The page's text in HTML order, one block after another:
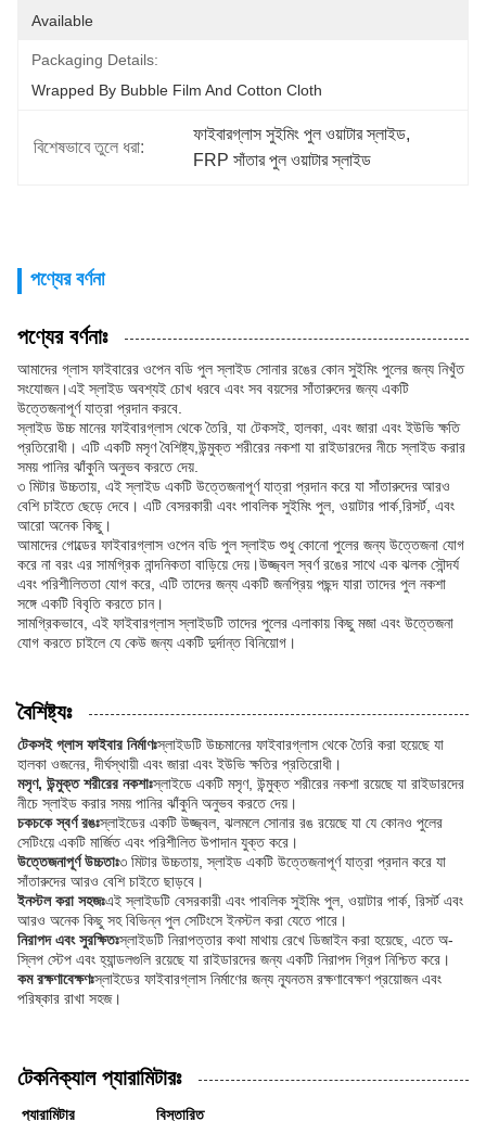
Available
Packaging Details:
Wrapped By Bubble Film And Cotton Cloth
বিশেষভাবে তুলে ধরা:
ফাইবারগ্লাস সুইমিং পুল ওয়াটার স্লাইড,
FRP সাঁতার পুল ওয়াটার স্লাইড
পণ্যের বর্ণনা
পণ্যের বর্ণনাঃ
আমাদের গ্লাস ফাইবারের ওপেন বডি পুল স্লাইড সোনার রঙের কোন সুইমিং পুলের জন্য নিখুঁত
সংযোজন।এই স্লাইড অবশ্যই চোখ ধরবে এবং সব বয়সের সাঁতারুদের জন্য একটি
উত্তেজনাপূর্ণ যাত্রা প্রদান করবে.
স্লাইড উচ্চ মানের ফাইবারগ্লাস থেকে তৈরি, যা টেকসই, হালকা, এবং জারা এবং ইউভি ক্ষতি
প্রতিরোধী। এটি একটি মসৃণ বৈশিষ্ট্য,উন্মুক্ত শরীরের নকশা যা রাইডারদের নীচে স্লাইড করার
সময় পানির ঝাঁকুনি অনুভব করতে দেয়.
৩ মিটার উচ্চতায়, এই স্লাইড একটি উত্তেজনাপূর্ণ যাত্রা প্রদান করে যা সাঁতারুদের আরও
বেশি চাইতে ছেড়ে দেবে। এটি বেসরকারী এবং পাবলিক সুইমিং পুল, ওয়াটার পার্ক,রিসর্ট, এবং
আরো অনেক কিছু।
আমাদের গোল্ডের ফাইবারগ্লাস ওপেন বডি পুল স্লাইড শুধু কোনো পুলের জন্য উত্তেজনা যোগ
করে না বরং এর সামগ্রিক নান্দনিকতা বাড়িয়ে দেয়।উজ্জ্বল স্বর্ণ রঙের সাথে এক ঝলক সৌন্দর্য
এবং পরিশীলিততা যোগ করে, এটি তাদের জন্য একটি জনপ্রিয় পছন্দ যারা তাদের পুল নকশা
সঙ্গে একটি বিবৃতি করতে চান।
সামগ্রিকভাবে, এই ফাইবারগ্লাস স্লাইডটি তাদের পুলের এলাকায় কিছু মজা এবং উত্তেজনা
যোগ করতে চাইলে যে কেউ জন্য একটি দুর্দান্ত বিনিয়োগ।
বৈশিষ্ট্যঃ
টেকসই গ্লাস ফাইবার নির্মাণঃস্লাইডটি উচ্চমানের ফাইবারগ্লাস থেকে তৈরি করা হয়েছে যা
হালকা ওজনের, দীর্ঘস্থায়ী এবং জারা এবং ইউভি ক্ষতির প্রতিরোধী।
মসৃণ, উন্মুক্ত শরীরের নকশাঃস্লাইডে একটি মসৃণ, উন্মুক্ত শরীরের নকশা রয়েছে যা রাইডারদের
নীচে স্লাইড করার সময় পানির ঝাঁকুনি অনুভব করতে দেয়।
চকচকে স্বর্ণ রঙঃস্লাইডের একটি উজ্জ্বল, ঝলমলে সোনার রঙ রয়েছে যা যে কোনও পুলের
সেটিংয়ে একটি মার্জিত এবং পরিশীলিত উপাদান যুক্ত করে।
উত্তেজনাপূর্ণ উচ্চতাঃ৩ মিটার উচ্চতায়, স্লাইড একটি উত্তেজনাপূর্ণ যাত্রা প্রদান করে যা
সাঁতারুদের আরও বেশি চাইতে ছাড়বে।
ইনস্টল করা সহজঃএই স্লাইডটি বেসরকারী এবং পাবলিক সুইমিং পুল, ওয়াটার পার্ক, রিসর্ট এবং
আরও অনেক কিছু সহ বিভিন্ন পুল সেটিংসে ইনস্টল করা যেতে পারে।
নিরাপদ এবং সুরক্ষিতঃস্লাইডটি নিরাপত্তার কথা মাথায় রেখে ডিজাইন করা হয়েছে, এতে অ-
স্লিপ স্টেপ এবং হ্যান্ডলগুলি রয়েছে যা রাইডারদের জন্য একটি নিরাপদ গ্রিপ নিশ্চিত করে।
কম রক্ষণাবেক্ষণঃস্লাইডের ফাইবারগ্লাস নির্মাণের জন্য ন্যূনতম রক্ষণাবেক্ষণ প্রয়োজন এবং
পরিষ্কার রাখা সহজ।
টেকনিক্যাল প্যারামিটারঃ
প্যারামিটার বিস্তারিত